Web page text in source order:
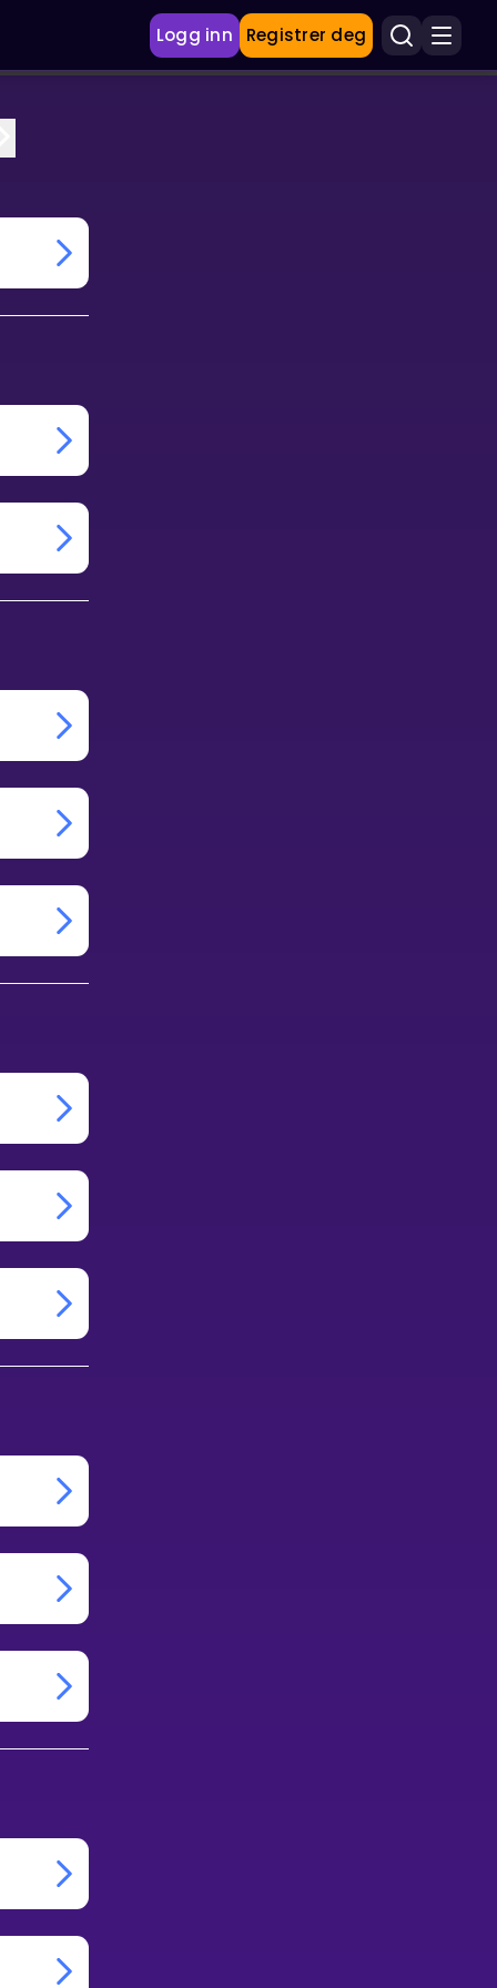
Logg inn Registrer deg